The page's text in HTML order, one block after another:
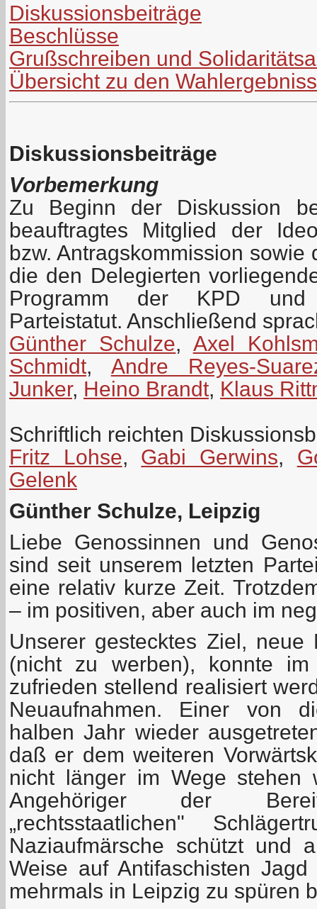
Diskussionsbeiträge
Beschlüsse
Grußschreiben und
Übersicht zu den
Diskussionsbeiträge
Vorbemerkung
Zu Beginn der Diskussion
beauftragtes Mitglied der
bzw. Antragskommission sowie
die den Delegierten
Programm der KPD und
Parteistatut. Anschließend
Günther Schulze, Axel
Schmidt, Andre Reyes-
Junker, Heino Brandt, Klaus
Schriftlich reichten
Fritz Lohse, Gabi Gerwins,
Gelenk
Günther Schulze, Leipzig
Liebe Genossinnen und
sind seit unserem letzten
eine relativ kurze Zeit.
– im positiven, aber auch im
Unserer gestecktes Ziel, neue
(nicht zu werben), konnte im
zufrieden stellend realisiert
Neuaufnahmen. Einer von
halben Jahr wieder
daß er dem weiteren
nicht länger im Wege stehen
Angehöriger der
„rechtsstaatlichen"
Naziaufmärsche schützt und
Weise auf Antifaschisten
mehrmals in Leipzig zu spüren